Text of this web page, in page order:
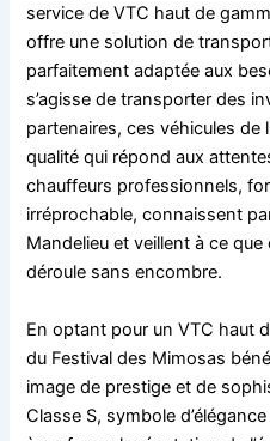
service de VTC haut de
offre une solution de
parfaitement adaptée aux
s’agisse de transporter des
partenaires, ces véhicules de
qualité qui répond aux
chauffeurs professionnels,
irréprochable, connaissent
Mandelieu et veillent à ce
déroule sans encombre.
En optant pour un VTC haut
du Festival des Mimosas
image de prestige et de
Classe S, symbole